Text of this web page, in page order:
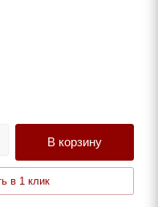
В корзину
в 1 клик